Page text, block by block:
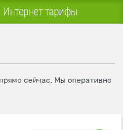
Интернет тарифы
сейчас. Мы оперативно